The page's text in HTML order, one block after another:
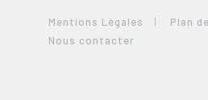
Mentions Légales
Plan
Nous contacter